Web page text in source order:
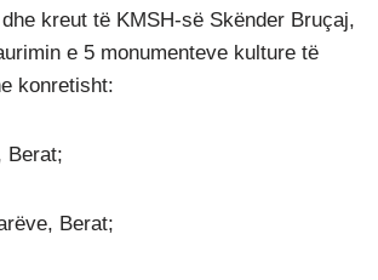
kreut të KMSH-së Skënder Bruçaj,
e 5 monumenteve kulture të
konretisht:
Berat;
Berat;